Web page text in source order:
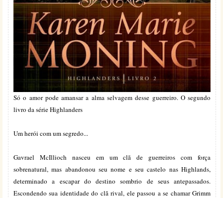
Só o amor pode amansar a alma selvagem desse guerreiro. O segundo
livro da série Highlanders
Um herói com um segredo...
Gavrael McIllioch nasceu em um clã de guerreiros com força
sobrenatural, mas abandonou seu nome e seu castelo nas Highlands,
determinado a escapar do destino sombrio de seus antepassados.
Escondendo sua identidade do clã rival, ele passou a se chamar Grimm